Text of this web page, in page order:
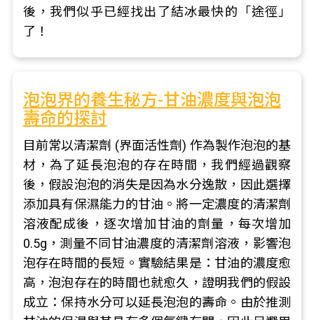
後，我們似乎已經找出了結冰最快的「途徑」
了！
泡泡界的養生秘方-甘油濃度與泡泡
壽命的探討
目前常以清潔劑 (界面活性劑) 作為製作泡泡的基
材，為了延長泡泡的存在時間，我們經過觀察
後，假設泡泡的消失是因為水分逸散，因此選擇
添加具有保濕能力的甘油。將一定濃度的清潔劑
溶液配成後，逐次增加甘油的劑量，每次增加
0.5g，測量不同甘油濃度的清潔劑溶液，影響泡
泡存在時間的長短。實驗結果是：甘油的濃度愈
高，泡泡存在的時間也就愈久，證明我們的假設
成立：保持水分可以延長泡泡的壽命。由於推測